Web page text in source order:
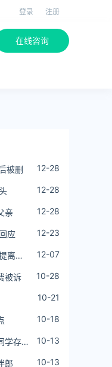
登录 注册
在线咨询
被删 12-28
12-28
亲 12-28
应 12-23
离婚
12-07
被诉 10-28
10-21
10-18
学存婚
10-13
郎 10-13